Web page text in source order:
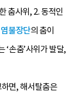
춤사위, 2. 동적인
염불장단의 춤이
‘손춤’사위가 발달,
면, 해서탈춤은